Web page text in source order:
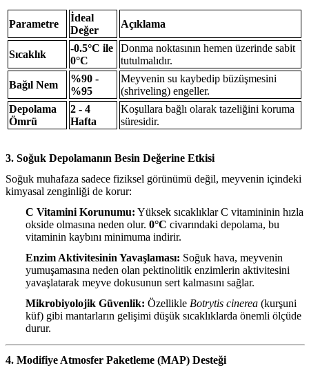
Parametre
İdeal
Değer
Açıklama
Sıcaklık
-0.5°C ile
0°C
Donma noktasının hemen üzerinde sabit
tutulmalıdır.
Bağıl Nem
%90 -
%95
Meyvenin su kaybedip büzüşmesini
(shriveling) engeller.
Depolama
Ömrü
2 - 4
Hafta
Koşullara bağlı olarak tazeliğini koruma
süresidir.
3. Soğuk Depolamanın Besin Değerine Etkisi
Soğuk muhafaza sadece fiziksel görünümü değil, meyvenin içindeki
kimyasal zenginliği de korur:
C Vitamini Korunumu: Yüksek sıcaklıklar C vitamininin hızla
okside olmasına neden olur. 0°C civarındaki depolama, bu
vitaminin kaybını minimuma indirir.
Enzim Aktivitesinin Yavaşlaması: Soğuk hava, meyvenin
yumuşamasına neden olan pektinolitik enzimlerin aktivitesini
yavaşlatarak meyve dokusunun sert kalmasını sağlar.
Mikrobiyolojik Güvenlik: Özellikle Botrytis cinerea(kurşuni
küf) gibi mantarların gelişimi düşük sıcaklıklarda önemli ölçüde
durur.
4. Modifiye Atmosfer Paketleme (MAP) Desteği